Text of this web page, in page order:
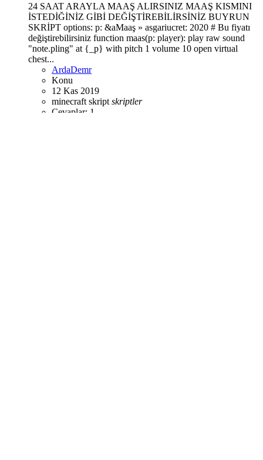
24 SAAT ARAYLA MAAŞ ALIRSINIZ MAAŞ KISMINI
İSTEDİĞİNİZ GİBİ DEĞİŞTİREBİLİRSİNİZ BUYRUN
SKRİPT options: p: &aMaaş » asgariucret: 2020 # Bu fiyatı
değiştirebilirsiniz function maas(p: player): play raw sound
"note.pling" at {_p} with pitch 1 volume 10 open virtual
chest...
ArdaDemr
Konu
12 Kas 2019
minecraft skript skriptler
Cevaplar: 1